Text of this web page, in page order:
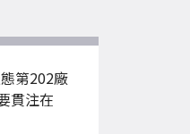
第202廠
貫注在